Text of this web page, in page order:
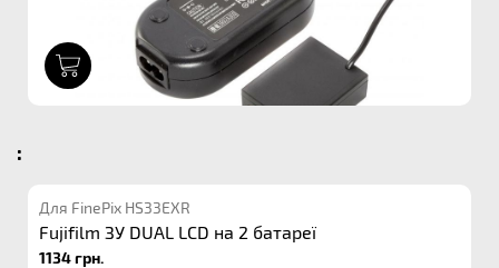
:
Для FinePix HS33EXR
Fujifilm ЗУ DUAL LCD на 2 батареї
1134 грн.